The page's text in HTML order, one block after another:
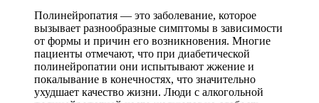
Полинейропатия — это заболевание, которое
вызывает разнообразные симптомы в зависимости
от формы и причин его возникновения. Многие
пациенты отмечают, что при диабетической
полинейропатии они испытывают жжение и
покалывание в конечностях, что значительно
ухудшает качество жизни. Люди с алкогольной